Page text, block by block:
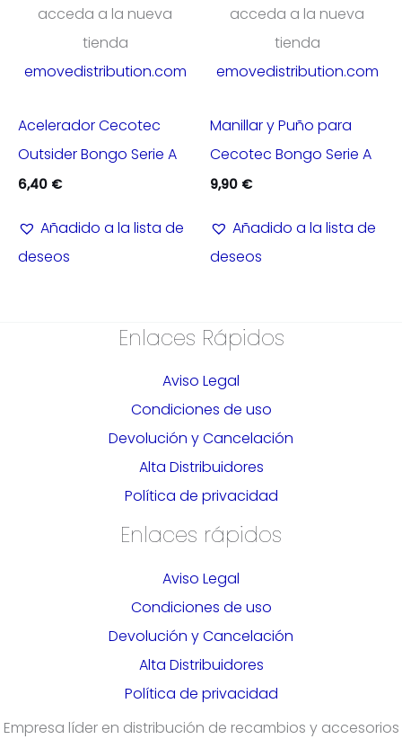
acceda a la nueva
tienda
emovedistribution.com
Acelerador Cecotec
Outsider Bongo Serie A
6,40 €
Añadido a la lista de
deseos
acceda a la nueva
tienda
emovedistribution.com
Manillar y Puño para
Cecotec Bongo Serie A
9,90 €
Añadido a la lista de
deseos
Enlaces Rápidos
Aviso Legal
Condiciones de uso
Devolución y Cancelación
Alta Distribuidores
Política de privacidad
Enlaces rápidos
Aviso Legal
Condiciones de uso
Devolución y Cancelación
Alta Distribuidores
Política de privacidad
Empresa líder en distribución de recambios y accesorios